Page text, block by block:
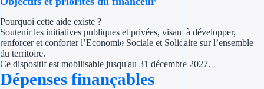
Crédits &
Exonération
Pourquoi cette aide existe ?
Soutenir les initiatives publiques et privées, visant à développer,
renforcer et conforter l’Economie Sociale et Solidaire sur l’ensemble
du territoire.
Ce dispositif est mobilisable jusqu'au 31 décembre 2027.
Dépenses finançables